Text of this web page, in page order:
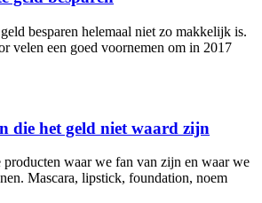
besparen helemaal niet zo makkelijk is.
velen een goed voornemen om in 2017
die het geld niet waard zijn
producten waar we fan van zijn en waar we
Mascara, lipstick, foundation, noem